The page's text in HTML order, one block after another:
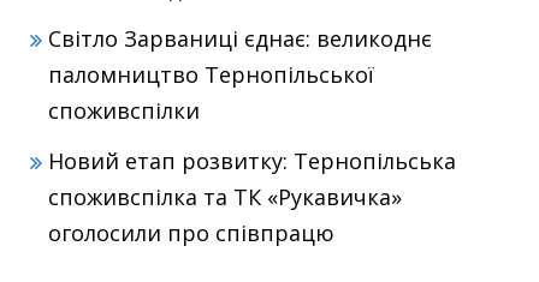
Світло Зарваниці єднає: великоднє
паломництво Тернопільської
споживспілки
Новий етап розвитку: Тернопільська
споживспілка та ТК «Рукавичка»
оголосили про співпрацю